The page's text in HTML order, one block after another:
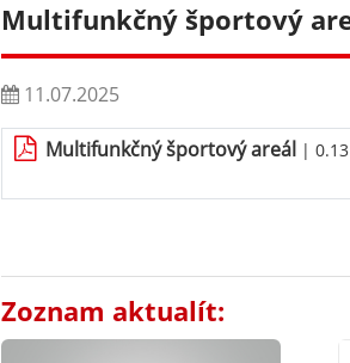
Multifunkčný športový
11.07.2025
Multifunkčný športový areál |
Zoznam aktualít: